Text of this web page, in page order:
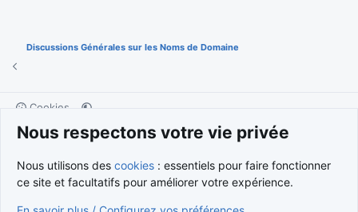
Discussions Générales sur les Noms de Domaine
Cookies
Nous contacter
Conditions et règlement
S
S
Community platform by XenForo
© 2010-2026 XenForo Ltd.
Nous respectons votre vie privée
Nous utilisons des cookies : essentiels pour faire fonctionner
ce site et facultatifs pour améliorer votre expérience.